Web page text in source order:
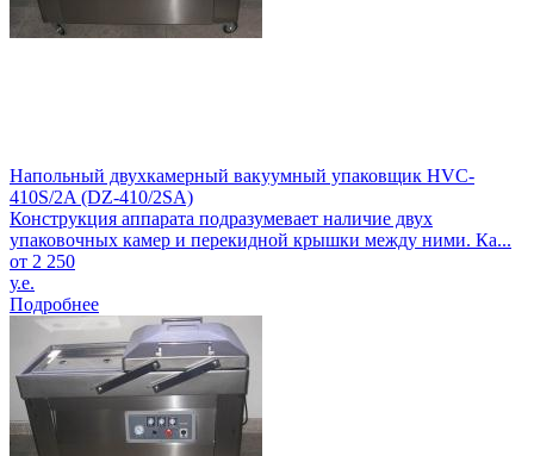
Напольный двухкамерный вакуумный упаковщик HVC-
410S/2A (DZ-410/2SA)
Конструкция аппарата подразумевает наличие двух
упаковочных камер и перекидной крышки между ними. Ка...
от 2 250
у.е.
Подробнее